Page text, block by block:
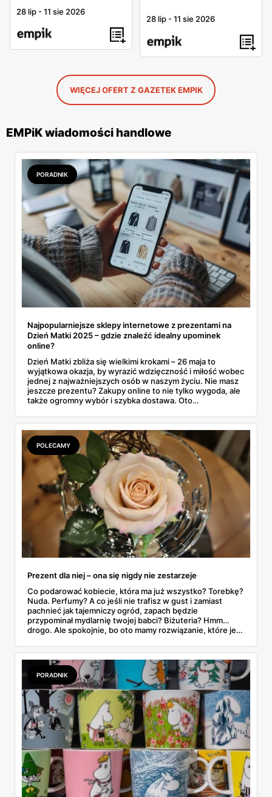
28 lip -11 sie 2026
28 lip -11 sie 2026
WIĘCEJ OFERT Z GAZETEK EMPIK
EMPiK wiadomości handlowe
PORADNIK
Najpopularniejsze sklepy internetowe z prezentami na
Dzień Matki 2025 – gdzie znaleźć idealny upominek
online?
Dzień Matki zbliża się wielkimi krokami – 26 maja to
wyjątkowa okazja, by wyrazić wdzięczność i miłość wobec
jednej z najważniejszych osób w naszym życiu. Nie masz
jeszcze prezentu? Zakupy online to nie tylko wygoda, ale
także ogromny wybór i szybka dostawa. Oto
Dzień Mamy, w których na pewno znajdziesz coś
wyjątkowego!
POLECAMY
Prezent dla niej – ona się nigdy nie zestarzeje
Co podarować kobiecie, która ma już wszystko? Torebkę?
Nuda. Perfumy? A co jeśli nie trafisz w gust i zamiast
pachnieć jak tajemniczy ogród, zapach będzie
przypominał mydlarnię twojej babci? Biżuteria? Hmm…
drogo. Ale spokojnie, bo oto mamy rozwiązanie, które jest
róża w szkle LED – bo przecież najlepszy prezent dla niej
to taki, który nigdy nie zwiędnie. Dosłownie.
PORADNIK